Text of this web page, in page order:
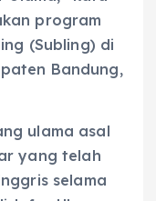
program
(Subling) di
Bandung,
ulama asal
yang telah
selama